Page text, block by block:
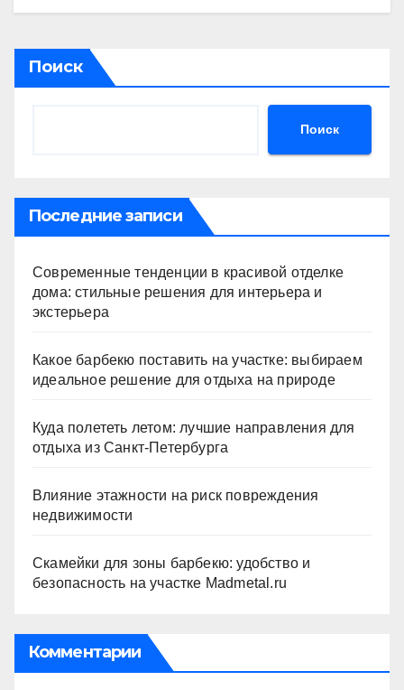
Поиск
Поиск
Последние записи
Современные тенденции в красивой отделке
дома: стильные решения для интерьера и
экстерьера
Какое барбекю поставить на участке: выбираем
идеальное решение для отдыха на природе
Куда полететь летом: лучшие направления для
отдыха из Санкт-Петербурга
Влияние этажности на риск повреждения
недвижимости
Скамейки для зоны барбекю: удобство и
безопасность на участке Madmetal.ru
Комментарии